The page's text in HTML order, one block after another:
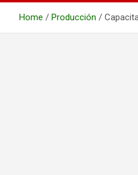
Home Producción